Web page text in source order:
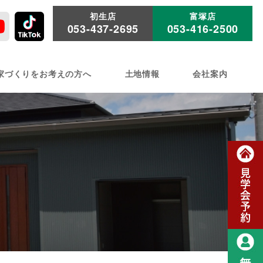
初生店
053-437-2695
富塚店
053-416-2500
づくりをお考えの方へ 土地情報 会社案内